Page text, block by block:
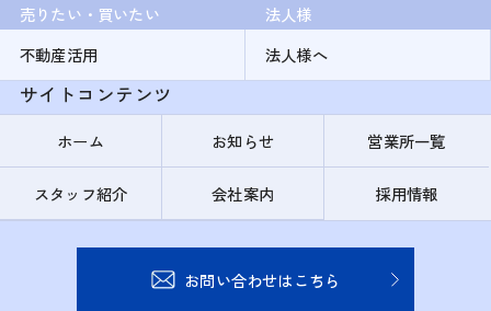
売りたい・買いたい
不動産活用
法人様
法人様へ
サイトコンテンツ
ホーム お知らせ 営業所一覧
スタッフ紹介 会社案内 採用情報
お問い合わせはこちら